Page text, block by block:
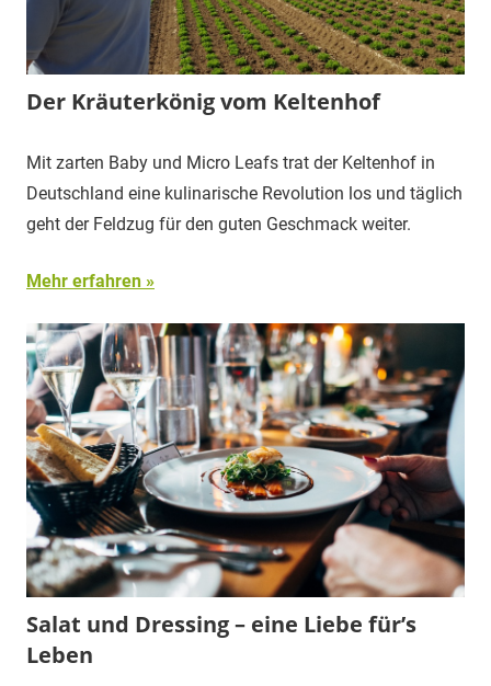
Der Kräuterkönig vom Keltenhof
Mit zarten Baby und Micro Leafs trat der Keltenhof in
Deutschland eine kulinarische Revolution los und täglich
geht der Feldzug für den guten Geschmack weiter.
Mehr erfahren
Salat und Dressing – eine Liebe für’s
Leben